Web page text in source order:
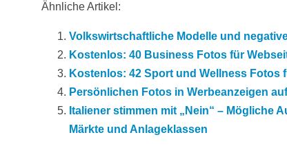
Ähnliche Artikel:
Volkswirtschaftliche Modelle und
Kostenlos: 40 Business Fotos für
Kostenlos: 42 Sport und Wellness Fotos
Persönlichen Fotos in Werbeanzeigen
Italiener stimmen mit „Nein“ – Mögliche
Märkte und Anlageklassen